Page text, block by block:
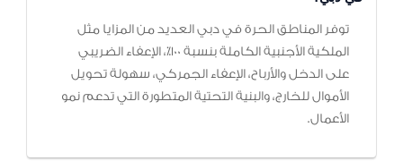
توفر المناطق الحرة في دبي العديد من المزايا مثل
الملكية الأجنبية الكاملة بنسبة 100٪، الإعفاء الضريبي
على الدخل والأرباح، الإعفاء الجمركي، سهولة تحويل
الأموال للخارج، والبنية التحتية المتطورة التي تدعم نمو
الأعمال.